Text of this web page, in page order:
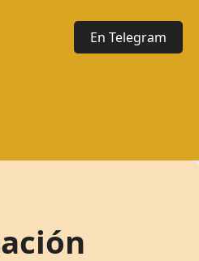
En Telegram